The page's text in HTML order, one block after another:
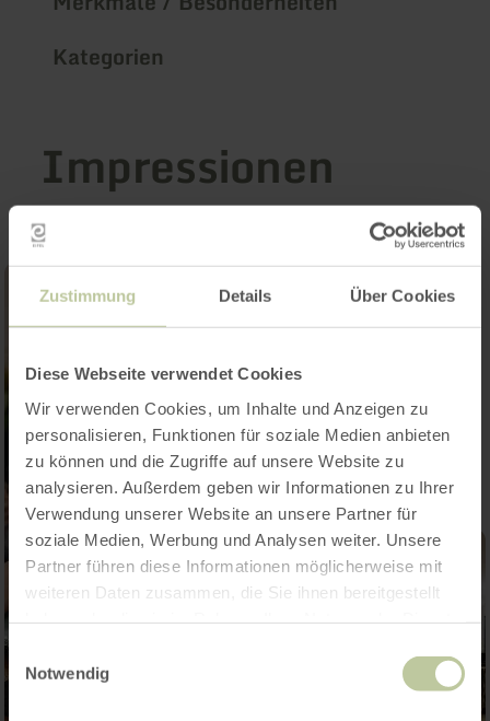
Zustimmung Details Über Cookies
Diese Webseite verwendet Cookies
Wir verwenden Cookies, um Inhalte und Anzeigen zu
personalisieren, Funktionen für soziale Medien anbieten
zu können und die Zugriffe auf unsere Website zu
analysieren. Außerdem geben wir Informationen zu Ihrer
Verwendung unserer Website an unsere Partner für
soziale Medien, Werbung und Analysen weiter. Unsere
Partner führen diese Informationen möglicherweise mit
weiteren Daten zusammen, die Sie ihnen bereitgestellt
Einwilligungsauswahl
Notwendig
Kategorien
Impressionen